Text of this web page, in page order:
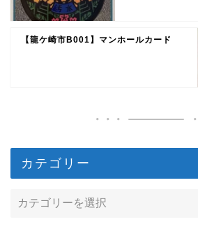
【龍ケ崎市B001】マンホールカード
カテゴリー